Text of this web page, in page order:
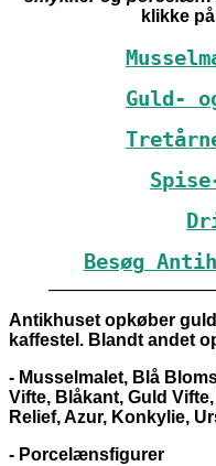
klikke
Guld-
Besøg
Antikhuset opkøber
kaffestel. Blandt andet
- Musselmalet, Blå
Vifte, Blåkant, Guld
Relief, Azur, Konkylie,
- Porcelænsfigurer